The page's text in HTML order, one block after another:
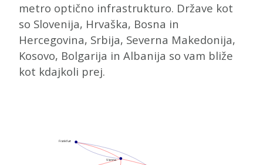
metro optično infrastrukturo. Države kot
so Slovenija, Hrvaška, Bosna in
Hercegovina, Srbija, Severna Makedonija,
Kosovo, Bolgarija in Albanija so vam bliže
kot kdajkoli prej.